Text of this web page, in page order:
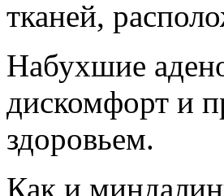
тканей,
Набухшие
дискомфорт и
здоровьем.
Как и